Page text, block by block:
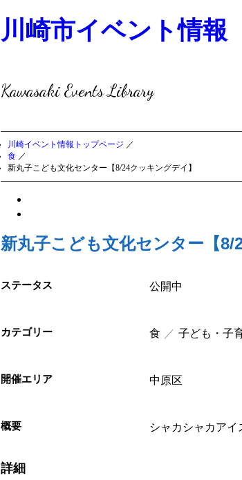
川崎市イベント情報
Kawasaki Events Library
川崎イベント情報トップページ ／
食 ／
新丸子こども文化センター【8/24クッキングデイ】
新丸子こども文化センター【8/
ステータス 公開中
カテゴリー 食 子ども・子
開催エリア 中原区
概要 シャカシャカアイ
詳細